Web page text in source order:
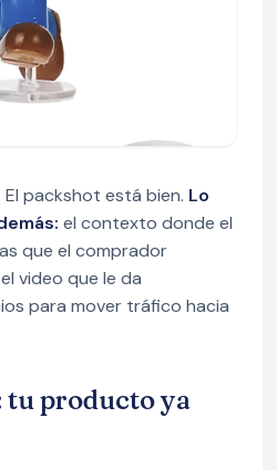
packshot está bien. Lo
el contexto donde el
que el comprador
video que le da
para mover tráfico hacia
tu producto ya